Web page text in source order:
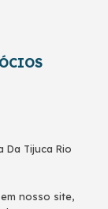
Da Tijuca Rio
nosso site,